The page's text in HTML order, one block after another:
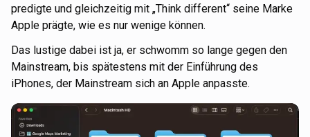
predigte und gleichzeitig mit „Think different“ seine Marke
Apple prägte, wie es nur wenige können.
Das lustige dabei ist ja, er schwomm so lange gegen den
Mainstream, bis spätestens mit der Einführung des
iPhones, der Mainstream sich an Apple anpasste.